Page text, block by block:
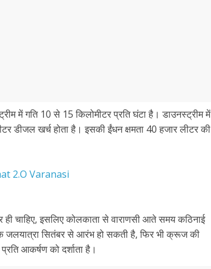
में गति 10 से 15 किलोमीटर प्रति घंटा है। डाउनस्ट्रीम में
डीजल खर्च होता है। इसकी ईंधन क्षमता 40 हजार लीटर की
2.O Varanasi
चाहिए, इसलिए कोलकाता से वाराणसी आते समय कठिनाई
जलयात्रा सितंबर से आरंभ हो सकती है, फिर भी क्रूज की
आकर्षण को दर्शाता है।